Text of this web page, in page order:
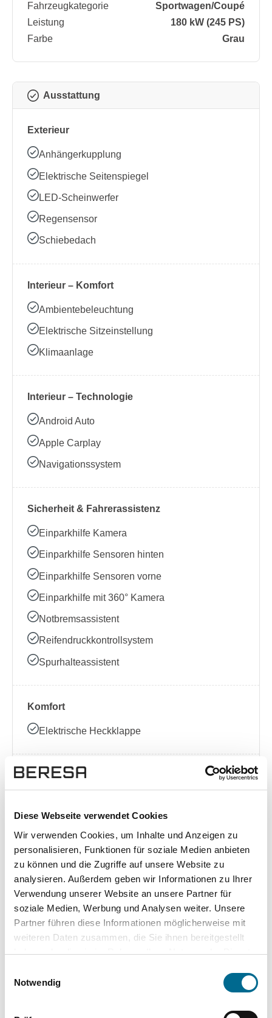
Diese Webseite verwendet Cookies
Wir verwenden Cookies, um Inhalte und Anzeigen zu
personalisieren, Funktionen für soziale Medien anbieten
zu können und die Zugriffe auf unsere Website zu
analysieren. Außerdem geben wir Informationen zu Ihrer
Verwendung unserer Website an unsere Partner für
soziale Medien, Werbung und Analysen weiter. Unsere
Partner führen diese Informationen möglicherweise mit
weiteren Daten zusammen, die Sie ihnen bereitgestellt
haben oder die sie im Rahmen Ihrer Nutzung der Dienste
Cookies, wenn Sie unsere Webseite weiterhin nutzen.
Notwendig
Fahrzeugkategorie
Sportwagen/​Coupé
Leistung
180 kW (245 PS)
Farbe
Grau
Ausstattung
Exterieur
Anhängerkupplung
Elektrische Seitenspiegel
LED-Scheinwerfer
Regensensor
Schiebedach
Interieur – Komfort
Ambientebeleuchtung
Elektrische Sitzeinstellung
Klimaanlage
Interieur – Technologie
Android Auto
Apple Carplay
Navigationssystem
Sicherheit & Fahrerassistenz
Einparkhilfe Kamera
Einparkhilfe Sensoren hinten
Einparkhilfe Sensoren vorne
Einparkhilfe mit 360° Kamera
Notbremsassistent
Reifendruckkontrollsystem
Spurhalteassistent
Komfort
Elektrische Heckklappe
Exposé herunterladen [pdf]
Unsere Vorteile
wuddi Leasing Kauf
Versicherung ✔ - -
-